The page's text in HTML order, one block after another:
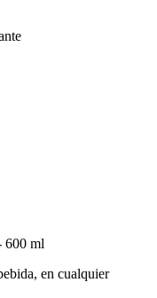
600 ml
en cualquier